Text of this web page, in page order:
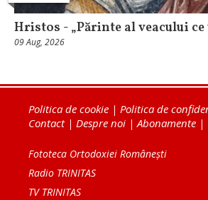
Hristos - „Părinte al veacului ce
09 Aug, 2026
Politica de cookie | Politica de
Contact| Despre noi | Abonamente |
Fototeca Ortodoxiei Românești
Radio TRINITAS
TV TRINITAS